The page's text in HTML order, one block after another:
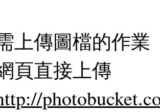
上傳圖檔的作業
頁直接上傳